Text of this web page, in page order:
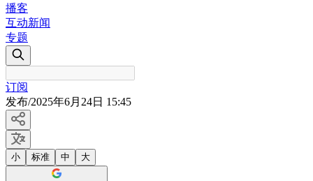
播客
互动新闻
专题
订阅
发布/2025年6月24日 15:45
小 标准 中 大